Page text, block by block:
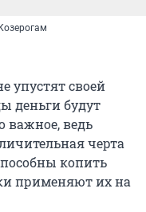
упустят своей
деньги будут
важное, ведь
черта
копить
применяют их на